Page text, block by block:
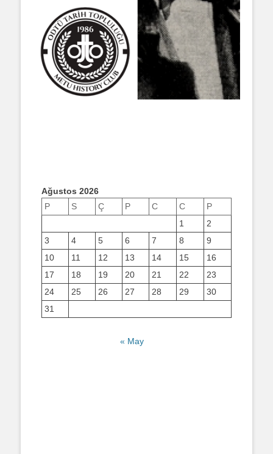
Ağustos 2026
P
S Ç P C C
P
1
2
3
4 5 6 7 8
9
10
11 12 13 14 15
16
17
18 19 20 21 22
23
24
25 26 27 28 29
30
31
« May